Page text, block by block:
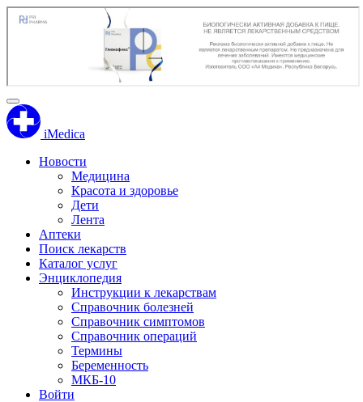
iMedica
Новости
Медицина
Красота и здоровье
Дети
Лента
Аптеки
Поиск лекарств
Каталог услуг
Энциклопедия
Инструкции к лекарствам
Справочник болезней
Справочник симптомов
Справочник операций
Термины
Беременность
МКБ-10
Войти